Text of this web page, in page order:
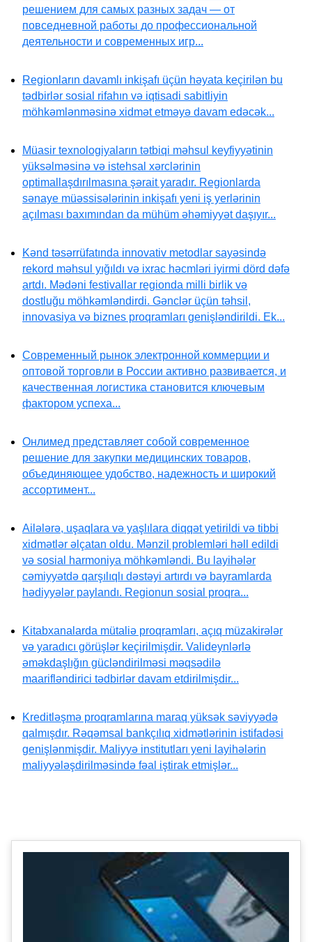
решением для самых разных задач — от
повседневной работы до профессиональной
деятельности и современных игр...
Regionların davamlı inkişafı üçün həyata keçirilən bu
tədbirlər sosial rifahın və iqtisadi sabitliyin
möhkəmlənməsinə xidmət etməyə davam edəcək...
Müasir texnologiyaların tətbiqi məhsul keyfiyyətinin
yüksəlməsinə və istehsal xərclərinin
optimallaşdırılmasına şərait yaradır. Regionlarda
sənaye müəssisələrinin inkişafı yeni iş yerlərinin
açılması baxımından da mühüm əhəmiyyət daşıyır...
Kənd təsərrüfatında innovativ metodlar sayəsində
rekord məhsul yığıldı və ixrac həcmləri iyirmi dörd dəfə
artdı. Mədəni festivallar regionda milli birlik və
dostluğu möhkəmləndirdi. Gənclər üçün təhsil,
innovasiya və biznes proqramları genişləndirildi. Ek...
Современный рынок электронной коммерции и
оптовой торговли в России активно развивается, и
качественная логистика становится ключевым
фактором успеха...
Онлимед представляет собой современное
решение для закупки медицинских товаров,
объединяющее удобство, надежность и широкий
ассортимент...
Ailələrə, uşaqlara və yaşlılara diqqət yetirildi və tibbi
xidmətlər əlçatan oldu. Mənzil problemləri həll edildi
və sosial harmoniya möhkəmləndi. Bu layihələr
cəmiyyətdə qarşılıqlı dəstəyi artırdı və bayramlarda
hədiyyələr paylandı. Regionun sosial proqra...
Kitabxanalarda mütaliə proqramları, açıq müzakirələr
və yaradıcı görüşlər keçirilmişdir. Valideynlərlə
əməkdaşlığın gücləndirilməsi məqsədilə
maarifləndirici tədbirlər davam etdirilmişdir...
Kreditləşmə proqramlarına maraq yüksək səviyyədə
qalmışdır. Rəqəmsal bankçılıq xidmətlərinin istifadəsi
genişlənmişdir. Maliyyə institutları yeni layihələrin
maliyyələşdirilməsində fəal iştirak etmişlər...